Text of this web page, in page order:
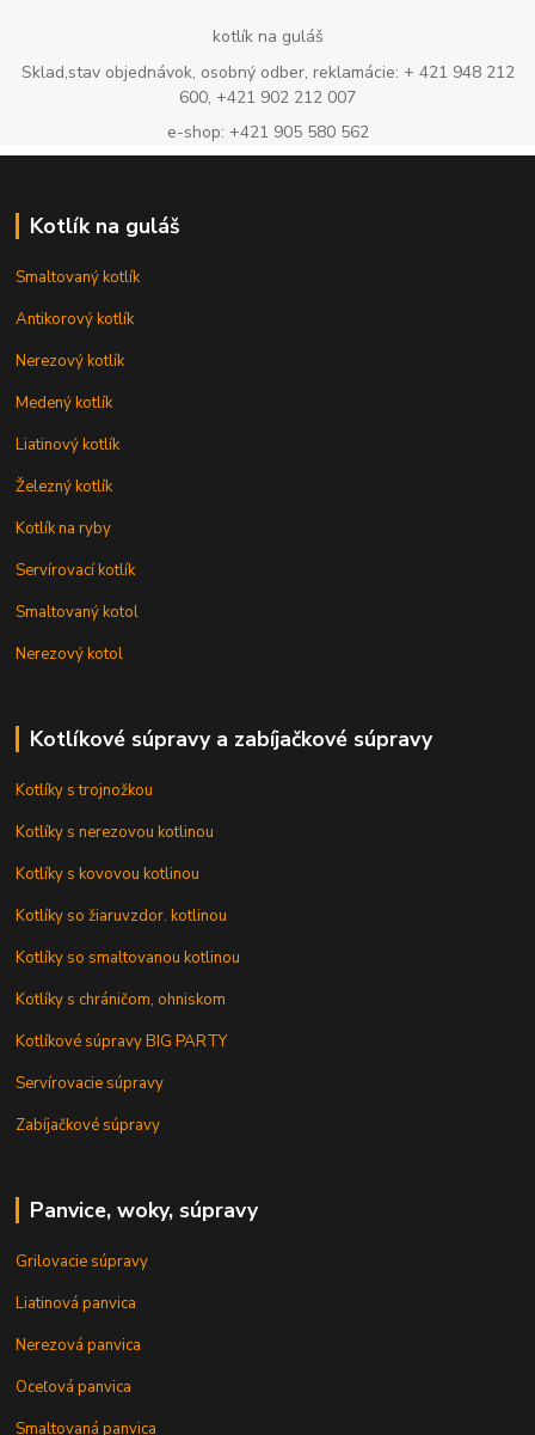
kotlík na guláš
Sklad,stav objednávok, osobný odber, reklamácie: + 421 948 212
600, +421 902 212 007
e-shop: +421 905 580 562
Kotlík na guláš
Smaltovaný kotlík
Antikorový kotlík
Nerezový kotlík
Medený kotlík
Liatinový kotlík
Železný kotlík
Kotlík na ryby
Servírovací kotlík
Smaltovaný kotol
Nerezový kotol
Kotlíkové súpravy a zabíjačkové súpravy
Kotlíky s trojnožkou
Kotlíky s nerezovou kotlinou
Kotlíky s kovovou kotlinou
Kotlíky so žiaruvzdor. kotlinou
Kotlíky so smaltovanou kotlinou
Kotlíky s chráničom, ohniskom
Kotlíkové súpravy BIG PARTY
Servírovacie súpravy
Zabíjačkové súpravy
Panvice, woky, súpravy
Grilovacie súpravy
Liatinová panvica
Nerezová panvica
Oceľová panvica
Smaltovaná panvica